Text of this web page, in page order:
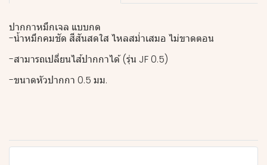
ปากกาหมึกเจล แบบกด
-น้ำหมึกคมชัด สีสันสดใส ไหลสม่ำเสมอ ไม่ขาดตอน
-สามารถเปลี่ยนไส้ปากกาได้ (รุ่น JF 0.5)
-ขนาดหัวปากกา 0.5 มม.